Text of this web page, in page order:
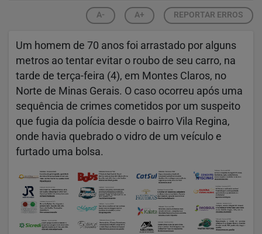
A- A+ REPORTAR ERROS
Um homem de 70 anos foi arrastado por alguns
metros ao tentar evitar o roubo de seu carro, na
tarde de terça-feira (4), em Montes Claros, no
Norte de Minas Gerais. O caso ocorreu após uma
sequência de crimes cometidos por um suspeito
que fugia da polícia desde o bairro Vila Regina,
onde havia quebrado o vidro de um veículo e
furtado uma bolsa.